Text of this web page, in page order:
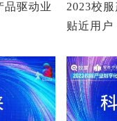
品驱动业
2023校
贴近用户